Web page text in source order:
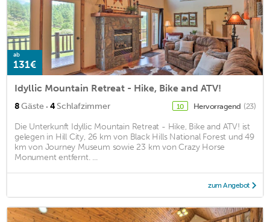
ab
131€
Idyllic Mountain Retreat - Hike, Bike and ATV!
8Gäste · 4Schlafzimmer 10 Hervorragend (23)
Die Unterkunft Idyllic Mountain Retreat - Hike, Bike and ATV! ist
gelegen in Hill City, 26 km von Black Hills National Forest und 49
km von Journey Museum sowie 23 km von Crazy Horse
Monument entfernt. ...
zum Angebot